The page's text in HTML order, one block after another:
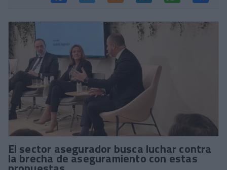
El sector asegurador busca luchar contra
la brecha de aseguramiento con estas